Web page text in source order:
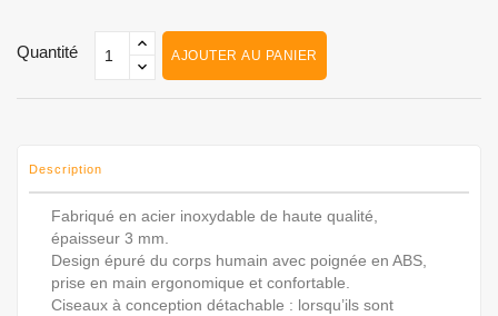
Quantité AJOUTER AU PANIER
Description
Fabriqué en acier inoxydable de haute qualité,
épaisseur 3 mm.
Design épuré du corps humain avec poignée en ABS,
prise en main ergonomique et confortable.
Ciseaux à conception détachable : lorsqu’ils sont